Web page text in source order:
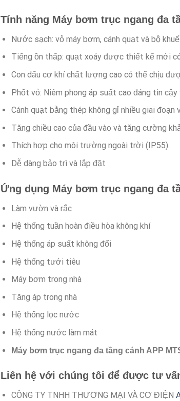
Tính năng Máy bơm trục ngang đa
Nước sạch: vỏ máy bơm, cánh quạt và bộ
Tiếng ồn thấp: quạt xoáy được thiết kế mới
Con dấu cơ khí chất lượng cao có thể chịu
Phốt vỏ: Niêm phong áp suất cao đáng tin
Cánh quạt bằng thép không gỉ nhiều giai đoạn
Tăng chiều cao của đầu vào và tăng cường
Thích hợp cho môi trường ngoài trời (IP55).
Dễ dàng bảo trì và lắp đặt
Ứng dụng Máy bơm trục ngang đa
Làm vườn và rắc
Hệ thống tuần hoàn điều hòa không khí
Hệ thống áp suất không đổi
Hệ thống tưới tiêu
Máy bơm trong nhà
Tăng áp trong nhà
Hệ thống lọc nước
Hệ thống nước làm mát
Máy bơm trục ngang đa tầng cánh APP
Liên hệ với chúng tôi để được tư
CÔNG TY TNHH THƯƠNG MẠI VÀ CƠ ĐIỆN